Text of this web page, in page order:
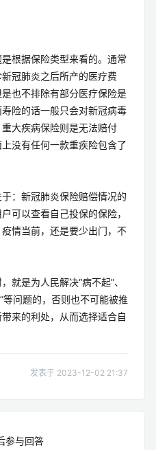
根据保险类型来看的。通常
冠肺炎之后所产的医疗费
也不排除有部分医疗保险是
险的话一般只会对新冠病毒
大疾病保险则是无法赔付
没有任何一款重疾险包含了
：新冠肺炎保险赔偿情况的
可以查看自己投保的保险，
情当前，还是要少出门，不
就是为人民解决“病不起”、
等问题的，否则也不可能被推
来的利处，从而选择适合自
发表于 2023-12-02 21:37
参与回答